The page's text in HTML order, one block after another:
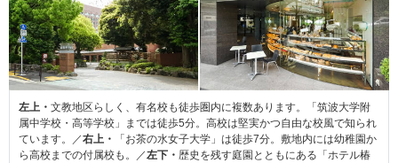
左上・ 文教地区らしく、有名校も徒歩圏内に複数あります。「筑波大学附
属中学校・高等学校」までは徒歩5分。高校は堅実かつ自由な校風で知られ
ています。／右上・
「お茶の水女子大学」は徒歩7分。敷地内には幼稚園か
ら高校までの付属校も。／左下・ 歴史を残す庭園とともにある「ホテル椿